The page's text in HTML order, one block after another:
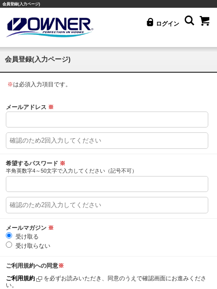
会員登録(入力ページ)
ログイン
会員登録(入力ページ)
※は必須入力項目です。
メールアドレス ※
希望するパスワード ※
半角英数字4～50文字で入力してください（記号不可）
メールマガジン ※
受け取る
受け取らない
ご利用規約への同意※
ご利用規約
を必ずお読みいただき、同意のうえで確認画面にお進みくださ
い。